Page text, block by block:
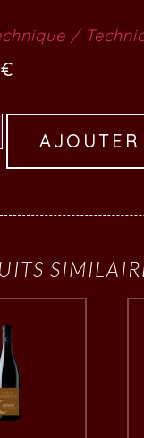
/
€